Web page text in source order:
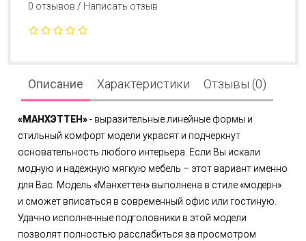
0 отзывов / Написать отзыв
Описание Характеристики Отзывы (0)
«МАНХЭТТЕН»- выразительные линейные формы и
стильный комфорт модели украсят и подчеркнут
основательность любого интерьера. Если Вы искали
модную и надежную мягкую мебель – этот вариант именно
для Вас. Модель «Манхеттен» выполнена в стиле «модерн»
и сможет вписаться в современный офис или гостиную.
Удачно исполненные подголовники в этой модели
позволят полностью расслабиться за просмотром